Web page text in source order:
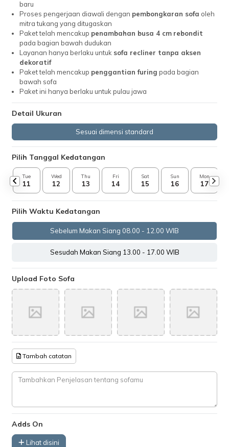
baru
Proses pengerjaan diawali dengan pembongkaran sofa oleh
mitra tukang yang ditugaskan
Paket telah mencakup penambahan busa 4 cm rebondit
pada bagian bawah dudukan
Layanan hanya berlaku untuk sofa recliner tanpa aksen
dekoratif
Paket telah mencakup penggantian furing pada bagian
bawah sofa
Paket ini hanya berlaku untuk pulau jawa
Detail Ukuran
Sesuai dimensi standard
Pilih Tanggal Kedatangan
Tue
11
Wed
12
Thu
13
Fri
14
Sat
15
Sun
16
Mon
17
Pilih Waktu Kedatangan
Sebelum Makan Siang 08.00 - 12.00 WIB
Sesudah Makan Siang 13.00 - 17.00 WIB
Upload Foto Sofa
Tambah catatan
Adds On
Lihat disini